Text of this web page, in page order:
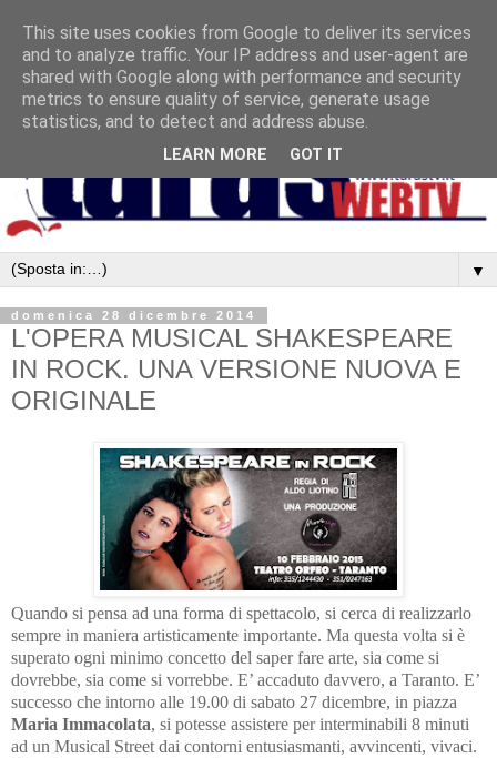
▼
domenica 28 dicembre 2014
L'OPERA MUSICAL SHAKESPEARE
IN ROCK. UNA VERSIONE NUOVA E
ORIGINALE
Quando si pensa ad una forma di spettacolo, si cerca di realizzarlo
sempre in maniera artisticamente importante. Ma questa volta si è
superato ogni minimo concetto del saper fare arte, sia come si
dovrebbe, sia come si vorrebbe. E’ accaduto davvero, a Taranto. E’
successo che intorno alle 19.00 di sabato 27 dicembre, in piazza
Maria Immacolata, si potesse assistere per interminabili 8 minuti
ad un Musical Street dai contorni entusiasmanti, avvincenti, vivaci.
This site uses cookies from Google to deliver its services
and to analyze traffic. Your IP address and user-agent are
shared with Google along with performance and security
metrics to ensure quality of service, generate usage
statistics, and to detect and address abuse.
LEARN MORE GOT IT